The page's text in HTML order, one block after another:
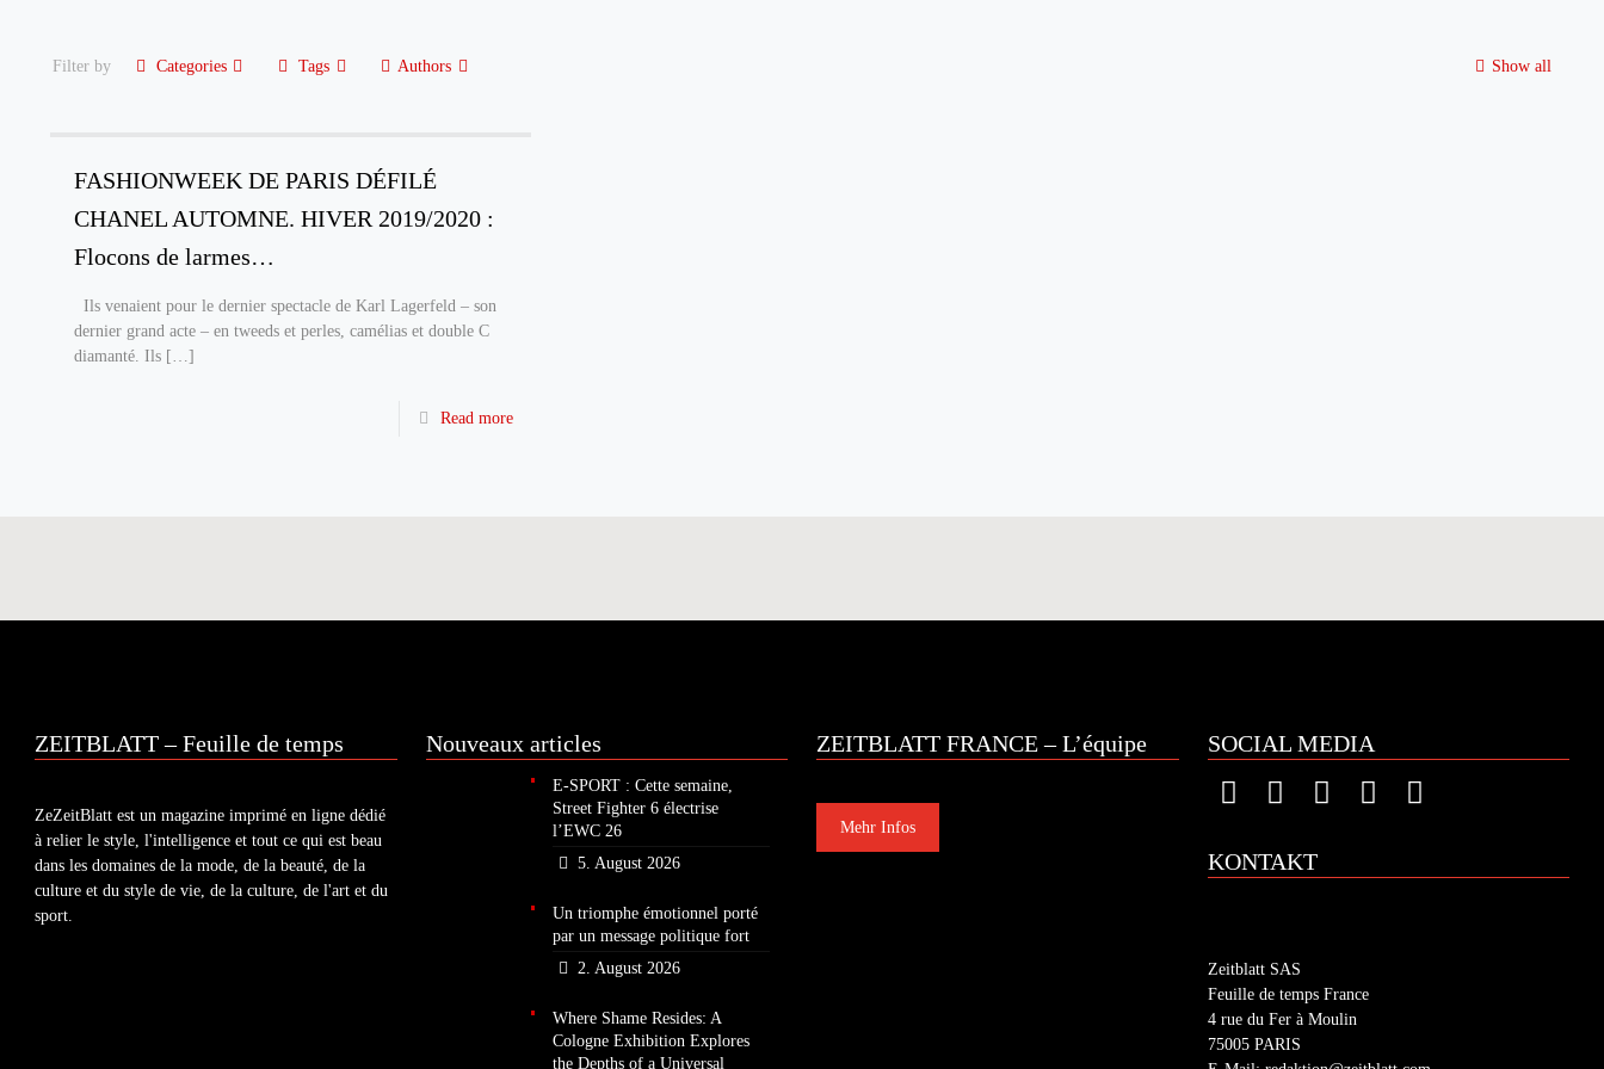
Filter by Categories Tags Authors Show all
FASHIONWEEK DE PARIS DÉFILÉ
CHANEL AUTOMNE. HIVER 2019/2020 :
Flocons de larmes…
Ils venaient pour le dernier spectacle de Karl Lagerfeld – son
dernier grand acte – en tweeds et perles, camélias et double C
diamanté. Ils[…]
Read more
ZEITBLATT – Feuille de temps
ZeZeitBlatt est un magazine imprimé en ligne dédié
à relier le style, l'intelligence et tout ce qui est beau
dans les domaines de la mode, de la beauté, de la
culture et du style de vie, de la culture, de l'art et du
sport.
Nouveaux articles
E-SPORT : Cette semaine,
Street Fighter 6 électrise
l’EWC 26
5. August 2026
Un triomphe émotionnel porté
par un message politique fort
2. August 2026
Where Shame Resides: A
Cologne Exhibition Explores
the Depths of a Universal
ZEITBLATT FRANCE – L’équipe
Mehr Infos
SOCIAL MEDIA
KONTAKT
Zeitblatt SAS
Feuille de temps France
4 rue du Fer à Moulin
75005 PARIS